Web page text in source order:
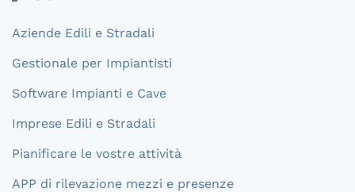
Aziende Edili e Stradali
Gestionale per Impiantisti
Software Impianti e Cave
Imprese Edili e Stradali
Pianificare le vostre attività
APP di rilevazione mezzi e presenze